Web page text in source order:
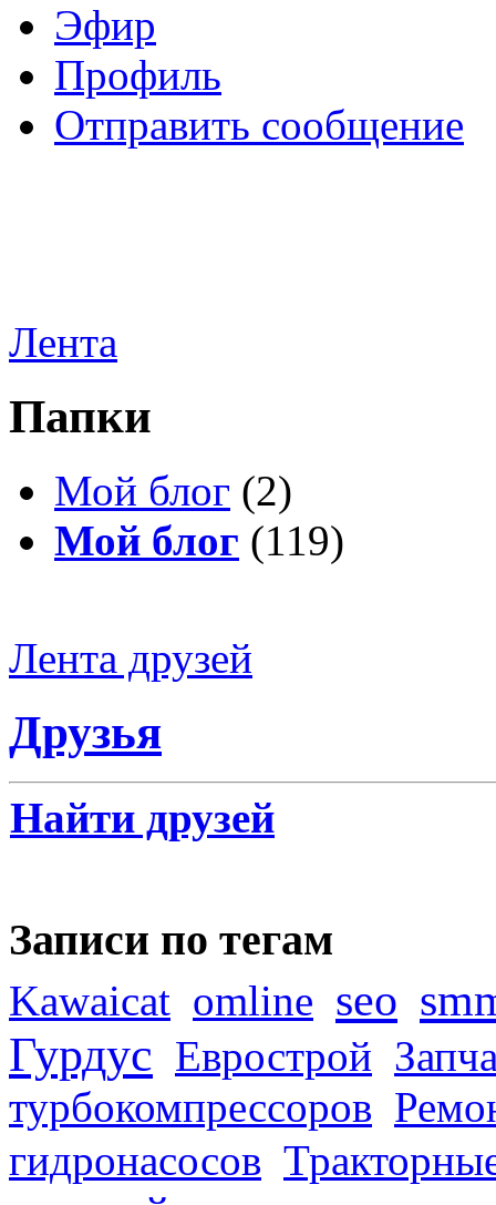
Эфир
Профиль
Отправить сообщение
Лента
Папки
Мой блог (2)
Мой блог (119)
Лента друзей
Друзья
Найти друзей
Записи по тегам
Kawaicat omline seo
Гурдус Еврострой
турбокомпрессоров
гидронасосов